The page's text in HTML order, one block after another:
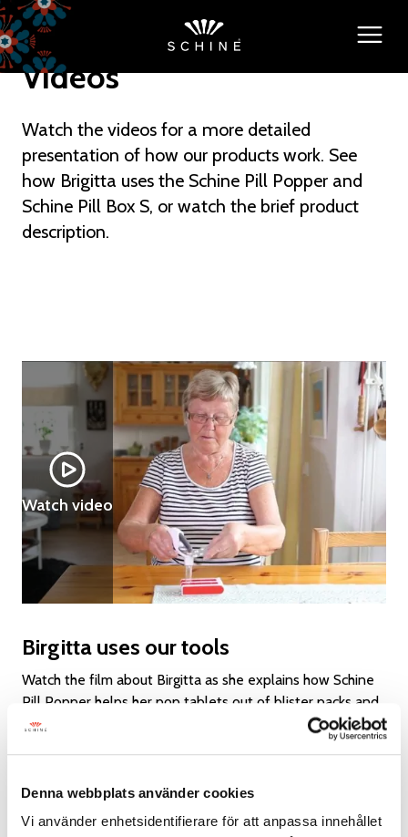
Denna webbplats använder cookies
Vi använder enhetsidentifierare för att anpassa innehållet
Videos
Watch the videos for a more detailed
presentation of how our products work. See
how Brigitta uses the Schine Pill Popper and
Schine Pill Box S, or watch the brief product
description.
Watch video
Birgitta uses our tools
Watch the film about Birgitta as she explains how Schine
Pill Popper helps her pop tablets out of blister packs and
how Schine Pill Box helps her keep track of her